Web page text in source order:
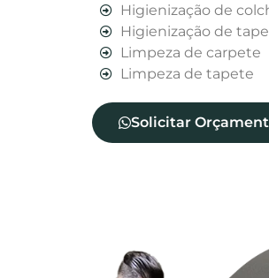
Higienização de
Higienização de
Limpeza de carpete
Limpeza de tapete
Solicitar